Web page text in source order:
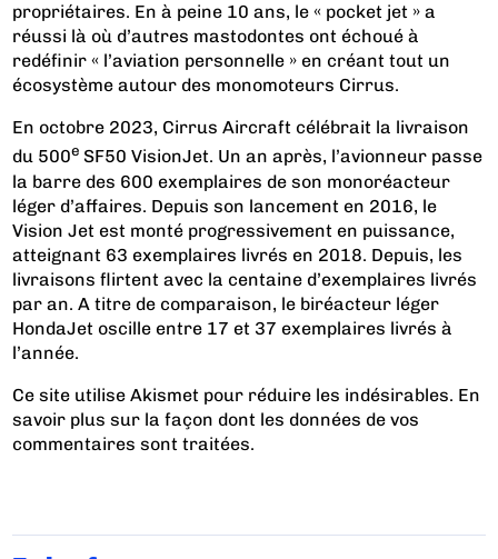
propriétaires. En à peine 10 ans, le « pocket jet » a
réussi là où d’autres mastodontes ont échoué à
redéfinir « l’aviation personnelle » en créant tout un
écosystème autour des monomoteurs Cirrus.
En octobre 2023, Cirrus Aircraft célébrait la livraison
du 500e SF50 VisionJet. Un an après, l’avionneur passe
la barre des 600 exemplaires de son monoréacteur
léger d’affaires. Depuis son lancement en 2016, le
Vision Jet est monté progressivement en puissance,
atteignant 63 exemplaires livrés en 2018. Depuis, les
livraisons flirtent avec la centaine d’exemplaires livrés
par an. A titre de comparaison, le biréacteur léger
HondaJet oscille entre 17 et 37 exemplaires livrés à
l’année.
Ce site utilise Akismet pour réduire les indésirables. En
savoir plus sur la façon dont les données de vos
commentaires sont traitées.